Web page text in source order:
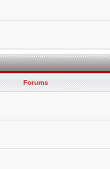
Forums